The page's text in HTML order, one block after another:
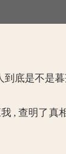
底是不是暮
, 查明了真